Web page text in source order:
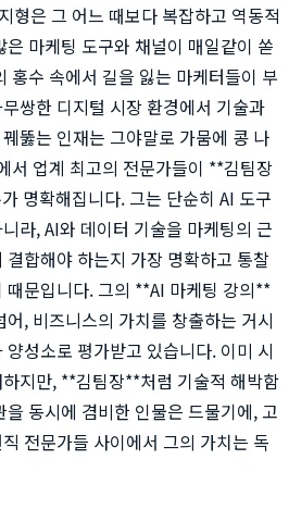
형은 그 어느 때보다 복잡하고 역동적
마케팅 도구와 채널이 매일같이 쏟
홍수 속에서 길을 잃는 마케터들이 부
쌍한 디지털 시장 환경에서 기술과
뚫는 인재는 그야말로 가뭄에 콩 나
서 업계 최고의 전문가들이 **김팀장
명확해집니다. 그는 단순히 AI 도구
라, AI와 데이터 기술을 마케팅의 근
합해야 하는지 가장 명확하고 통찰
때문입니다. 그의 **AI 마케팅 강의**
, 비즈니스의 가치를 창출하는 거시
성소로 평가받고 있습니다. 이미 시
지만, **김팀장**처럼 기술적 해박함
동시에 겸비한 인물은 드물기에, 고
전문가들 사이에서 그의 가치는 독